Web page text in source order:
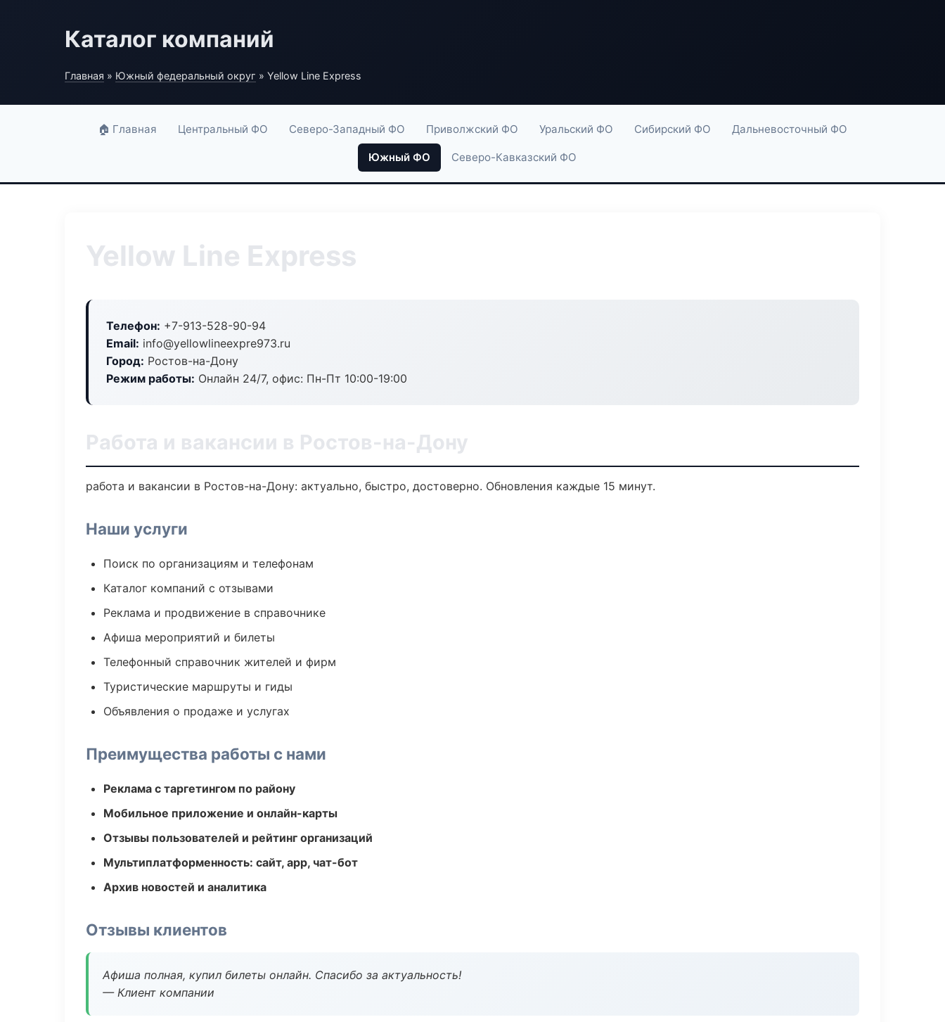
Каталог компаний
Главная » Южный федеральный округ » Yellow Line Express
🏠 Главная Центральный ФО Северо-Западный ФО Приволжский ФО Уральский ФО Сибирский ФО Дальневосточный ФО
Южный ФО Северо-Кавказский ФО
Yellow Line Express
Телефон: +7-913-528-90-94
Email: info@yellowlineexpre973.ru
Город: Ростов-на-Дону
Режим работы: Онлайн 24/7, офис: Пн-Пт 10:00-19:00
Работа и вакансии в Ростов-на-Дону
работа и вакансии в Ростов-на-Дону: актуально, быстро, достоверно. Обновления каждые 15 минут.
Наши услуги
Поиск по организациям и телефонам
Каталог компаний с отзывами
Реклама и продвижение в справочнике
Афиша мероприятий и билеты
Телефонный справочник жителей и фирм
Туристические маршруты и гиды
Объявления о продаже и услугах
Преимущества работы с нами
Реклама с таргетингом по району
Мобильное приложение и онлайн-карты
Отзывы пользователей и рейтинг организаций
Мультиплатформенность: сайт, app, чат-бот
Архив новостей и аналитика
Отзывы клиентов
Афиша полная, купил билеты онлайн. Спасибо за актуальность!
— Клиент компании